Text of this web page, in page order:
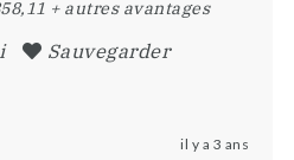
+ autres avantages
Sauvegarder
il y a 3 ans